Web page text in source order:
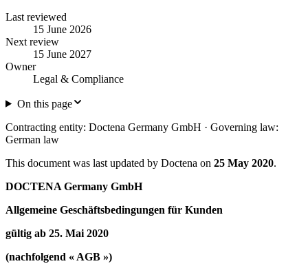
Last reviewed
15 June 2026
Next review
15 June 2027
Owner
Legal & Compliance
On this page
Contracting entity: Doctena Germany GmbH · Governing law:
German law
This document was last updated by Doctena on 25 May 2020.
DOCTENA Germany GmbH
Allgemeine Geschäftsbedingungen für Kunden
gültig ab 25. Mai 2020
(nachfolgend « AGB »)